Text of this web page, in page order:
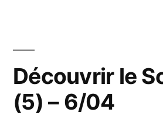
Découvrir le
(5) – 6/04